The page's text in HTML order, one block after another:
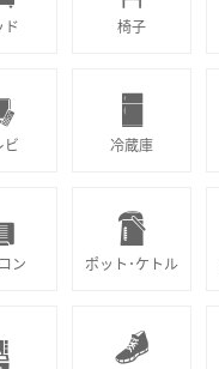
ド 椅子
ビ 冷蔵庫
ン ポット･ケトル